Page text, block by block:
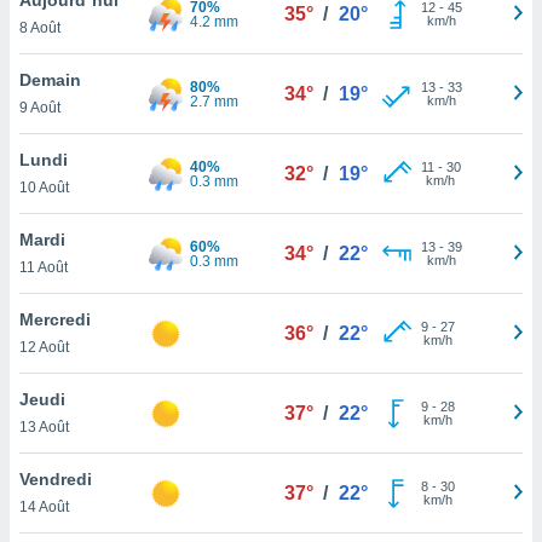
et
»,
au
vous
qu'ils
ou
le
ainsi
un
la
du
8 Août
70%
4.2 mm
35° / 20° 12- 45
km/h
Demain
9 Août
80%
2.7 mm
34° / 19° 13- 33
km/h
Lundi
10 Août
40%
0.3 mm
32° / 19° 11 - 30
km/h
Mardi
11 Août
60%
0.3 mm
34° / 22° 13- 39
km/h
Mercredi
12 Août
36° / 22° 9- 27
km/h
Jeudi
13 Août
37° / 22° 9- 28
km/h
Vendredi
14 Août
37° / 22° 8- 30
km/h